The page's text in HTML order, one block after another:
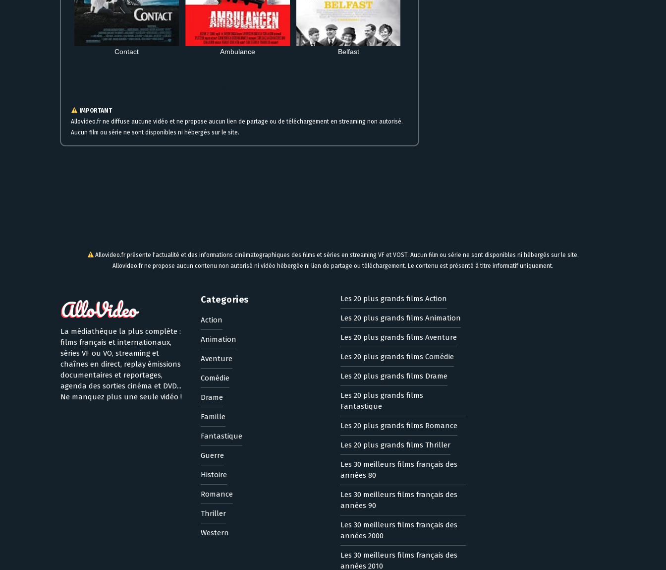
Contact Ambulance Belfast
IMPORTANT
Allovideo.fr ne diffuse aucune vidéo et ne propose aucun lien de partage ou de téléchargement en streaming non autorisé.
Aucun film ou série ne sont disponibles ni hébergés sur le site.
Allovideo.fr présente l'actualité et des informations cinématographiques des films et séries en streaming VF et VOST. Aucun film ou série ne sont disponibles ni hébergés sur le site.
Allovideo.fr ne propose aucun contenu non autorisé ni vidéo hébergée ni lien de partage ou téléchargement. Le contenu est présenté à titre informatif uniquement.
La médiathèque la plus complète :
films français et internationaux,
séries VF ou VO, streaming et
chaînes en direct, replay émissions
documentaires et reportages,
agenda des sorties cinéma et DVD...
Ne manquez plus une seule vidéo !
Categories
Action
Animation
Aventure
Comédie
Drame
Famille
Fantastique
Guerre
Histoire
Romance
Thriller
Western
Les 20 plus grands films Action
Les 20 plus grands films Animation
Les 20 plus grands films Aventure
Les 20 plus grands films Comédie
Les 20 plus grands films Drame
Les 20 plus grands films
Fantastique
Les 20 plus grands films Romance
Les 20 plus grands films Thriller
Les 30 meilleurs films français des
années 80
Les 30 meilleurs films français des
années 90
Les 30 meilleurs films français des
années 2000
Les 30 meilleurs films français des
années 2010